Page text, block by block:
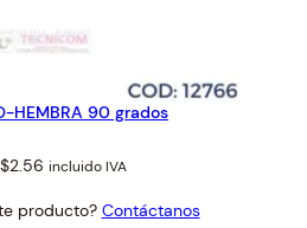
HEMBRA 90 grados
Original
was:
$2.56 Current
is:
incluido IVA
producto? Contáctanos